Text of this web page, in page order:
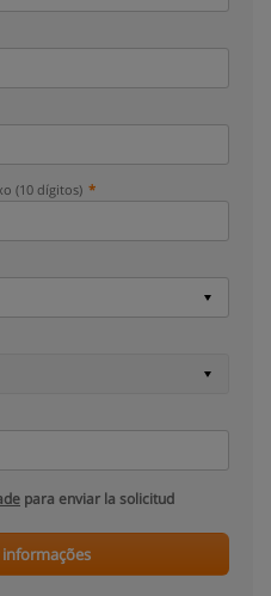
(10 dígitos)
para enviar la solicitud